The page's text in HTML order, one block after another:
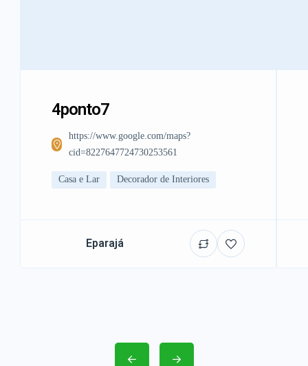
4ponto7
https://www.google.com/maps?
cid=8227647724730253561
Casa e Lar Decorador de Interiores
Eparajá